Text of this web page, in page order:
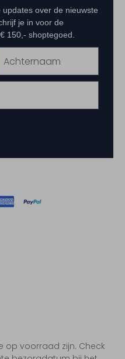
op voorraad zijn. Check
over de nieuwste
je in voor de
150,- shoptegoed.